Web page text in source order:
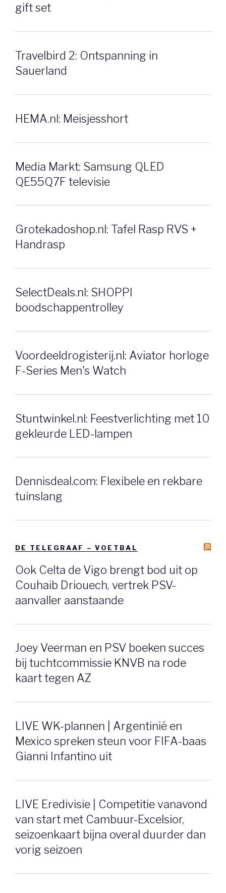
gift set
Travelbird 2: Ontspanning in
Sauerland
HEMA.nl: Meisjesshort
Media Markt: Samsung QLED
QE55Q7F televisie
Grotekadoshop.nl: Tafel Rasp RVS +
Handrasp
SelectDeals.nl: SHOPPI
boodschappentrolley
Voordeeldrogisterij.nl: Aviator horloge
F-Series Men's Watch
Stuntwinkel.nl: Feestverlichting met 10
gekleurde LED-lampen
Dennisdeal.com: Flexibele en rekbare
tuinslang
DE TELEGRAAF – VOETBAL
Ook Celta de Vigo brengt bod uit op
Couhaib Driouech, vertrek PSV-
aanvaller aanstaande
Joey Veerman en PSV boeken succes
bij tuchtcommissie KNVB na rode
kaart tegen AZ
LIVE WK-plannen | Argentinië en
Mexico spreken steun voor FIFA-baas
Gianni Infantino uit
LIVE Eredivisie | Competitie vanavond
van start met Cambuur-Excelsior,
seizoenkaart bijna overal duurder dan
vorig seizoen